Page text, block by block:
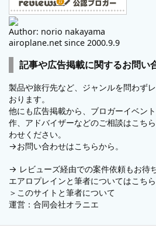
Author: norio nakayama
airoplane.net since 2000.9.9
記事や広告掲載に関するお問い
製品や旅行先など、ジャンルを問わず
おります。
他にも広告掲載から、ブロガーイベン
作、アドバイザーなどのご相談はこち
わせください。
→お問い合わせはこちらから。
→ レビューズ経由での案件依頼もお待
エアロプレインと筆者についてはこちら
＞ このサイトと筆者について
運営： 合同会社オラニエ